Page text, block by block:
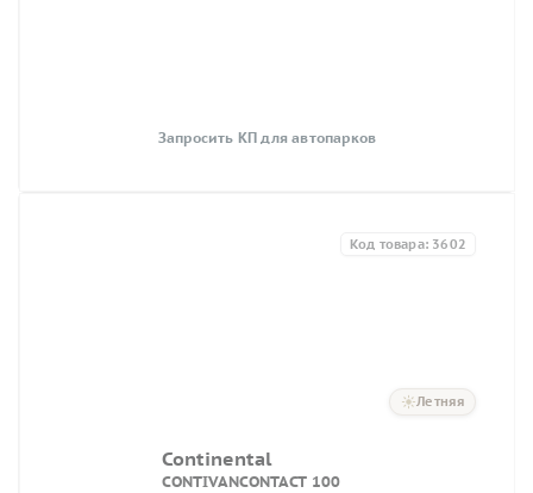
Запросить КП для автопарков
Летняя
Код товара: 3602
Continental
CONTIVANCONTACT 100